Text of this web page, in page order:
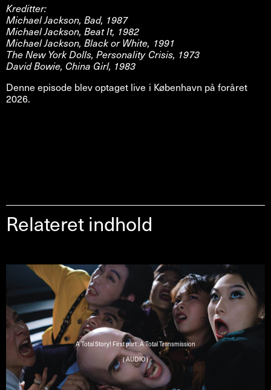
Kreditter:
Michael Jackson, Bad, 1987
Michael Jackson, Beat It, 1982
Michael Jackson, Black or White, 1991
The New York Dolls, Personality Crisis, 1973
David Bowie, China Girl, 1983
Denne episode blev optaget live i København på foråret
2026.
Relateret indhold
A Total Story! First part: A Total Transmission
( AUDIO )